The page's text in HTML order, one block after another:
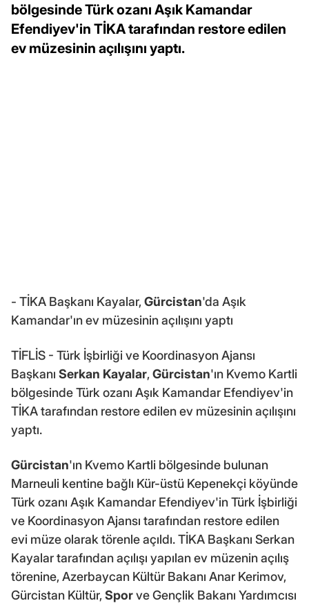
bölgesinde Türk ozanı Aşık Kamandar
Efendiyev'in TİKA tarafından restore edilen
ev müzesinin açılışını yaptı.
- TİKA Başkanı Kayalar,Gürcistan'da Aşık
Kamandar'ın ev müzesinin açılışını yaptı
TİFLİS - Türk İşbirliği ve Koordinasyon Ajansı
Başkanı Serkan Kayalar,Gürcistan'ın Kvemo Kartli
bölgesinde Türk ozanı Aşık Kamandar Efendiyev'in
TİKA tarafından restore edilen ev müzesinin açılışını
yaptı.
Gürcistan'ın Kvemo Kartli bölgesinde bulunan
Marneuli kentine bağlı Kür-üstü Kepenekçi köyünde
Türk ozanı Aşık Kamandar Efendiyev'in Türk İşbirliği
ve Koordinasyon Ajansı tarafından restore edilen
evi müze olarak törenle açıldı. TİKA Başkanı Serkan
Kayalar tarafından açılışı yapılan ev müzenin açılış
törenine, Azerbaycan Kültür Bakanı Anar Kerimov,
Gürcistan Kültür,Sporve Gençlik Bakanı Yardımcısı